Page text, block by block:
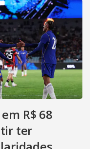
R$ 68
ter